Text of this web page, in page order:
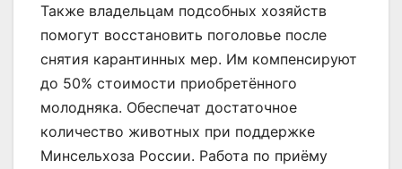
Также владельцам подсобных хозяйств
помогут восстановить поголовье после
снятия карантинных мер. Им компенсируют
до 50% стоимости приобретённого
молодняка. Обеспечат достаточное
количество животных при поддержке
Минсельхоза России. Работа по приёму